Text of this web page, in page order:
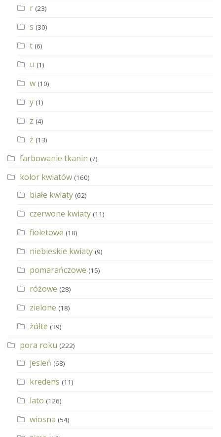
r (23)
s (30)
t (6)
u (1)
w (10)
y (1)
z (4)
ż (13)
farbowanie tkanin (7)
kolor kwiatów (160)
białe kwiaty (62)
czerwone kwiaty (11)
fioletowe (10)
niebieskie kwiaty (9)
pomarańczowe (15)
różowe (28)
zielone (18)
żółte (39)
pora roku (222)
jesień (68)
kredens (11)
lato (126)
wiosna (54)